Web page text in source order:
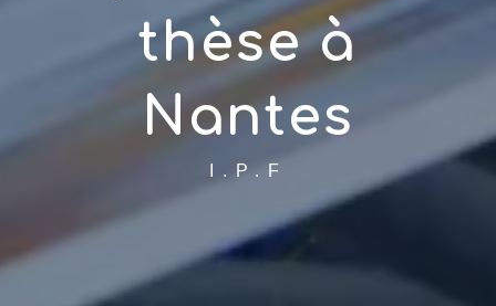
thèse à
Nantes
I.P.F